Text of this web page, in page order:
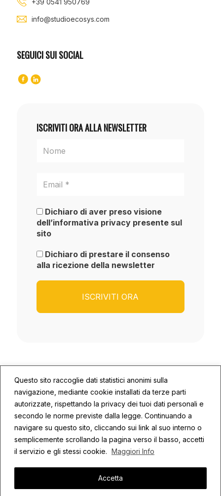
Questo sito raccoglie dati statistici anonimi sulla
navigazione, mediante cookie installati da terze parti
autorizzate, rispettando la privacy dei tuoi dati personali e
secondo le norme previste dalla legge. Continuando a
navigare su questo sito, cliccando sui link al suo interno o
semplicemente scrollando la pagina verso il basso, accetti
il servizio e gli stessi cookie. Maggiori Info
Accetta
+39 0541 950769
info@studioecosys.com
SEGUICI SUI SOCIAL
ISCRIVITI ORA ALLA NEWSLETTER
Dichiaro di aver preso visione
dell’informativa privacy presente sul
sito
Dichiaro di prestare il consenso
alla ricezione della newsletter
© 2026 ECOSYS | P.IVA: 02672590409
Privacy Cookie Policy Credits